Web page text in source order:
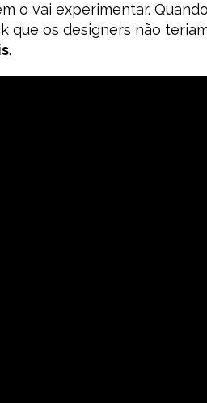
o vai experimentar.
que os designers não
.